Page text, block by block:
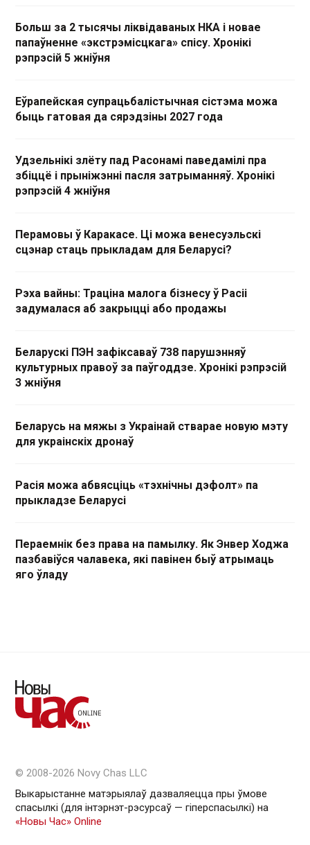
Больш за 2 тысячы ліквідаваных НКА і новае
папаўненне «экстрэмісцкага» спісу. Хронікі
рэпрэсій 5 жніўня
Еўрапейская супрацьбалістычная сістэма можа
быць гатовая да сярэдзіны 2027 года
Удзельнікі злёту пад Расонамі паведамілі пра
збіццё і прыніжэнні пасля затрыманняў. Хронікі
рэпрэсій 4 жніўня
Перамовы ў Каракасе. Ці можа венесуэльскі
сцэнар стаць прыкладам для Беларусі?
Рэха вайны: Траціна малога бізнесу ў Расіі
задумалася аб закрыцці або продажы
Беларускі ПЭН зафіксаваў 738 парушэнняў
культурных правоў за паўгоддзе. Хронікі рэпрэсій
3 жніўня
Беларусь на мяжы з Украінай стварае новую мэту
для украінскіх дронаў
Расія можа абвясціць «тэхнічны дэфолт» па
прыкладзе Беларусі
Пераемнік без права на памылку. Як Энвер Ходжа
пазбавіўся чалавека, які павінен быў атрымаць
яго ўладу
© 2008-2026 Novy Chas LLC
Выкарыстанне матэрыялаў дазваляецца пры ўмове
спасылкі (для інтэрнэт-рэсурсаў — гiперспасылкi) на
«Новы Час» Online